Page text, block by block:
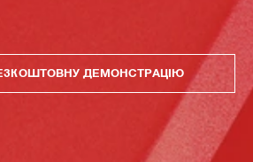
ДЕМОНСТРАЦІЮ